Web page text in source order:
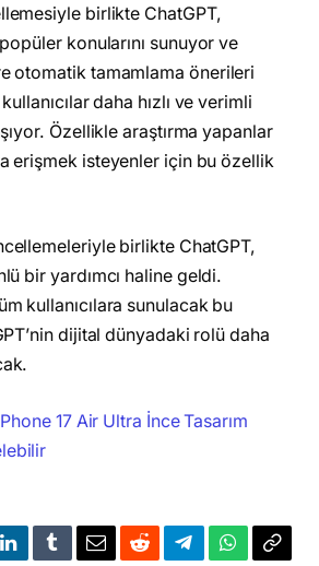
birlikte ChatGPT,
popüler konularını sunuyor ve
otomatik tamamlama önerileri
daha hızlı ve verimli
Özellikle araştırma yapanlar
erişmek isteyenler için bu özellik
birlikte ChatGPT,
bir yardımcı haline geldi.
kullanıcılara sunulacak bu
dijital dünyadaki rolü daha
17 Air Ultra İnce Tasarım
LinkedInTumblrEmailRedditTelegramWhatsApp